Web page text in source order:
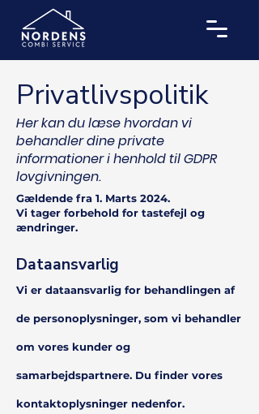
Privatlivspolitik
Her kan du læse hvordan vi
behandler dine private
informationer i henhold til GDPR
lovgivningen.
Gældende fra 1. Marts 2024.
Vi tager forbehold for tastefejl og
ændringer.
Dataansvarlig
Vi er dataansvarlig for behandlingen af
de personoplysninger, som vi behandler
om vores kunder og
samarbejdspartnere. Du finder vores
kontaktoplysninger nedenfor.